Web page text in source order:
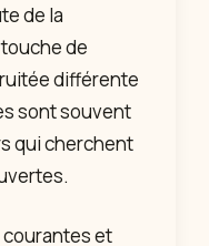
de la
de
différente
sont souvent
qui cherchent
courantes et